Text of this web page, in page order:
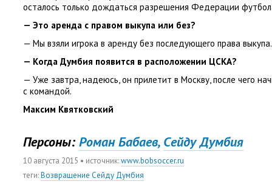
осталось только дождаться разрешения Федерации
— Это аренда с правом выкупа или без?
— Мы взяли игрока в аренду без последующего права выкупа.
— Когда Думбия появится в расположении ЦСКА?
— Уже завтра, надеюсь, он прилетит в Москву, после чего
с командой.
Максим Квятковский
Персоны: Роман Бабаев, Cейду Думбия
10 августа 2015 • источник:www.bobsoccer.ru
теги:Возвращение Сейду Думбия